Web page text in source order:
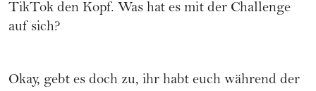
TikTok den Kopf. Was hat es mit der Challenge
auf sich?
Okay, gebt es doch zu, ihr habt euch während der